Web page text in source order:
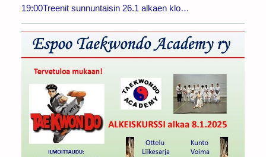
19:00Treenit sunnuntaisin 26.1 alkaen klo…